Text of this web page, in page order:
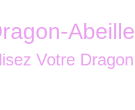
Abeille
Votre Dragon